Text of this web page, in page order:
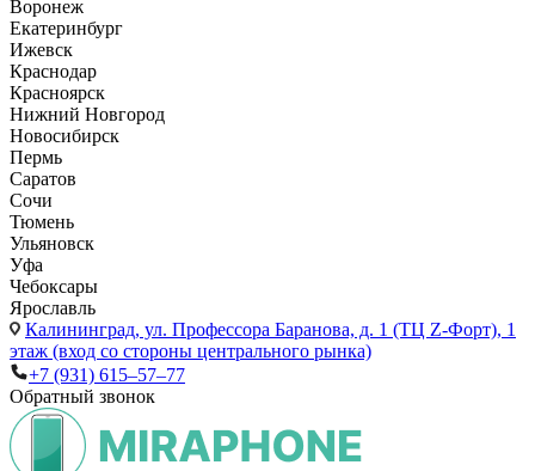
Воронеж
Екатеринбург
Ижевск
Краснодар
Красноярск
Нижний Новгород
Новосибирск
Пермь
Саратов
Сочи
Тюмень
Ульяновск
Уфа
Чебоксары
Ярославль
Калининград, ул. Профессора Баранова, д. 1 (ТЦ Z-Форт), 1
этаж (вход со стороны центрального рынка)
+7 (931) 615‒57‒77
Обратный звонок